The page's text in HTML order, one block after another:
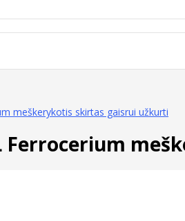
meškerykotis skirtas gaisrui užkurti
Ferrocerium